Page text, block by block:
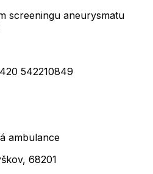
screeningu aneurysmatu
542210849
ambulance
68201